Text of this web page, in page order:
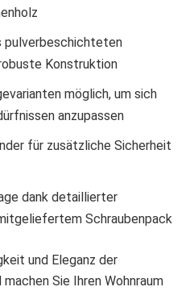
pulverbeschichteten
Konstruktion
möglich, um sich
anzupassen
für zusätzliche Sicherheit
dank detaillierter
Schraubenpack
und Eleganz der
Sie Ihren Wohnraum